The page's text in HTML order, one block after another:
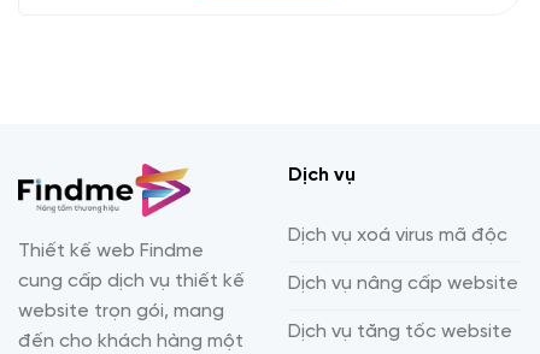
Thiết kế web Findme
cung cấp dịch vụ thiết kế
website trọn gói, mang
đến cho khách hàng một
Dịch vụ
Dịch vụ xoá virus mã độc
Dịch vụ nâng cấp website
Dịch vụ tăng tốc website